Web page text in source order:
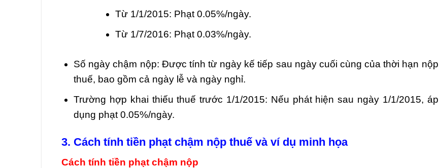
Từ 1/1/2015: Phạt 0.05%/ngày.
Từ 1/7/2016: Phạt 0.03%/ngày.
Số ngày chậm nộp: Được tính từ ngày kế tiếp sau ngày cuối cùng của thời hạn nộp
thuế, bao gồm cả ngày lễ và ngày nghỉ.
Trường hợp khai thiếu thuế trước 1/1/2015: Nếu phát hiện sau ngày 1/1/2015, áp
dụng phạt 0.05%/ngày.
3. Cách tính tiền phạt chậm nộp thuế và ví dụ minh họa
Cách tính tiền phạt chậm nộp